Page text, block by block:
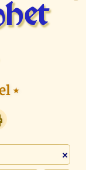
⭑
×